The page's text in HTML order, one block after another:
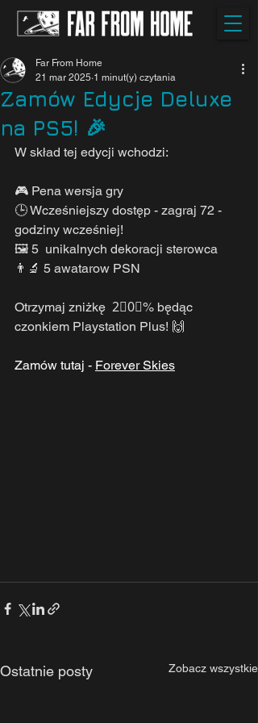
Zamów Edycje Deluxe
na PS5! 🎉
Far From Home
21 mar 2025 1 minut(y) czytania
W skład tej edycji wchodzi:
🎮 Pena wersja gry
🕒 Wcześniejszy dostęp - zagraj 72 -
godziny wcześniej!
🖼️ 5  unikalnych dekoracji sterowca
👨‍🔬 5 awatarow PSN
Otrzymaj zniżkę  2⃣0⃣% będąc
czonkiem Playstation Plus! 🙌
Zamów tutaj - Forever Skies
Ostatnie posty Zobacz wszystkie